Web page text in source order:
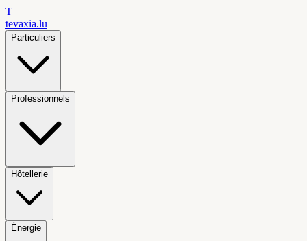
T
tevaxia.lu
Particuliers
Professionnels
Hôtellerie
Énergie